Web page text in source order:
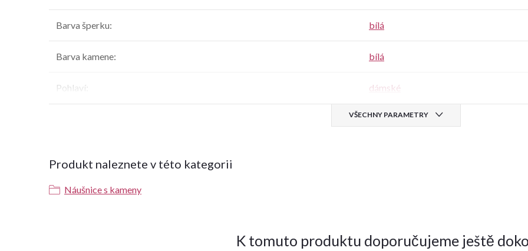
Barva šperku: bílá
Barva kamene: bílá
Pohlaví dámské
VŠECHNY PARAMETRY
Produkt naleznete v této kategorii
Náušnice s kameny
K tomuto produktu doporučujeme ještě